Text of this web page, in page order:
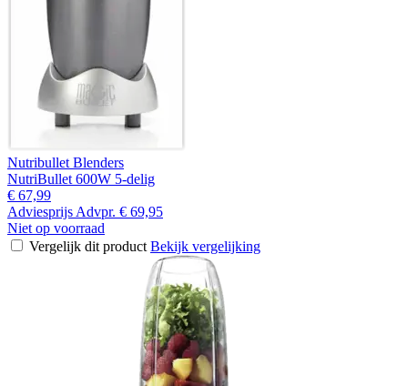
Nutribullet Blenders
NutriBullet 600W 5-delig
€ 67,99
Adviesprijs Advpr. € 69,95
Niet op voorraad
Vergelijk dit product Bekijk vergelijking